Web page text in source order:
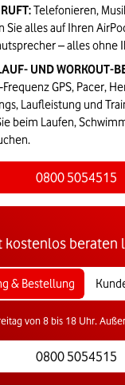
Telefonieren,
Sie alles auf Ihren
– alles ohne
UND WORKOUT-
GPS, Pacer,
Laufleistung und
beim Laufen,
0800 5054515
kostenlos beraten
& Bestellung
von 8 bis 18 Uhr.
0800 5054515